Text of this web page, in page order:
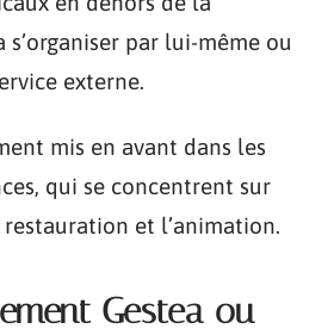
s’organiser par lui-même ou
externe.
mis en avant dans les
qui se concentrent sur
restauration et l’animation.
Gestea ou